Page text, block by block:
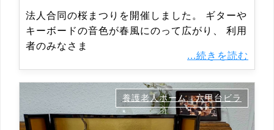
法人合同の桜まつりを開催しました。 ギターや
キーボードの音色が春風にのって広がり、 利用
者のみなさま
...続きを読む
養護老人ホーム 六甲台ビラ